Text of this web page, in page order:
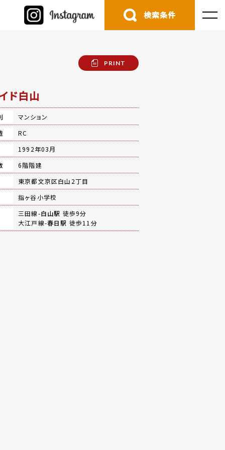
検索条件
PRINT
ド白山
マンション
RC
1992年03月
6階階建
東京都文京区白山2丁目
指ヶ谷小学校
三田線-白山駅 徒歩9分
大江戸線-春日駅 徒歩11分